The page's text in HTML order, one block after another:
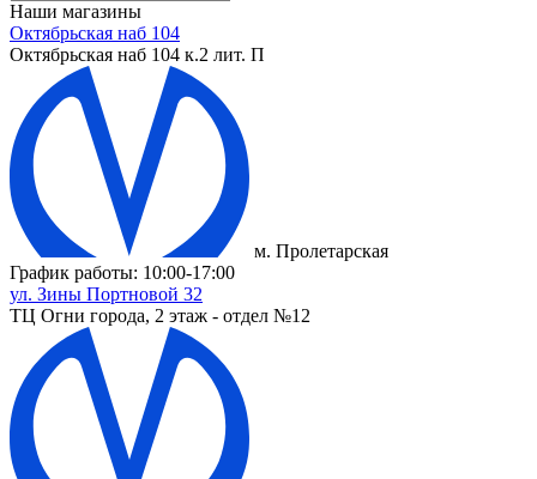
Наши магазины
Октябрьская наб 104
Октябрьская наб 104 к.2 лит. П
м. Пролетарская
График работы: 10:00-17:00
ул. Зины Портновой 32
ТЦ Огни города, 2 этаж - отдел №12